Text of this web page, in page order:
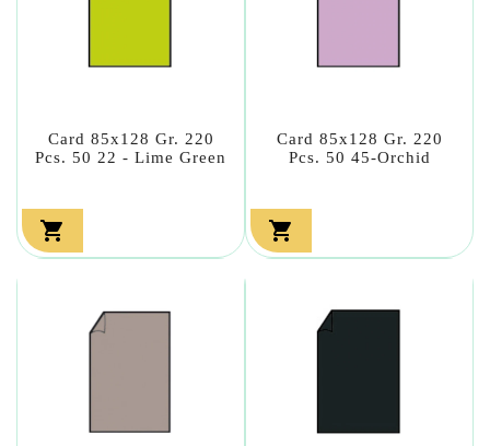
Card 85x128 Gr. 220
Pcs. 50 22 - Lime Green

Card 85x128 Gr. 220
Pcs. 50 45-Orchid
